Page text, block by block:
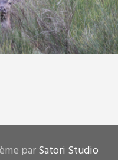
parSatori Studio